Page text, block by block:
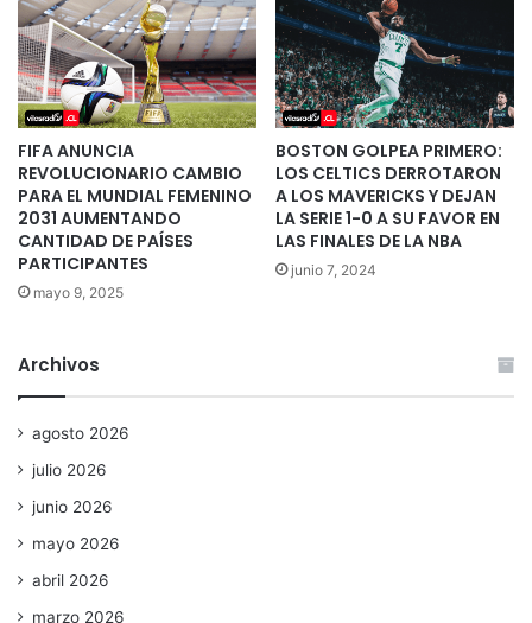
FIFA ANUNCIA
REVOLUCIONARIO CAMBIO
PARA EL MUNDIAL FEMENINO
2031 AUMENTANDO
CANTIDAD DE PAÍSES
PARTICIPANTES
mayo 9, 2025
BOSTON GOLPEA PRIMERO:
LOS CELTICS DERROTARON
A LOS MAVERICKS Y DEJAN
LA SERIE 1-0 A SU FAVOR EN
LAS FINALES DE LA NBA
junio 7, 2024
Archivos
agosto 2026
julio 2026
junio 2026
mayo 2026
abril 2026
marzo 2026